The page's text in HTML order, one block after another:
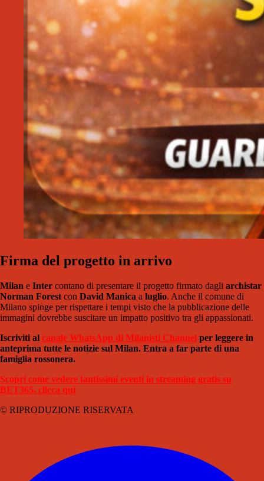
Firma del progetto in arrivo
Milan e Inter contano di presentare il progetto firmato dagli archistar
Norman Forest con David Manica a luglio. Anche il comune di
Milano spinge per rispettare i tempi visto che la pubblicazione delle
immagini dovrebbe suscitare un impatto positivo tra gli appassionati.
Iscriviti al canale WhatsApp di Milanisti Channel per leggere in
anteprima tutte le notizie sul Milan. Entra a far parte di una
famiglia rossonera.
Scopri come vedere tantissimi eventi in streaming gratis su
BET365, clicca qui
© RIPRODUZIONE RISERVATA